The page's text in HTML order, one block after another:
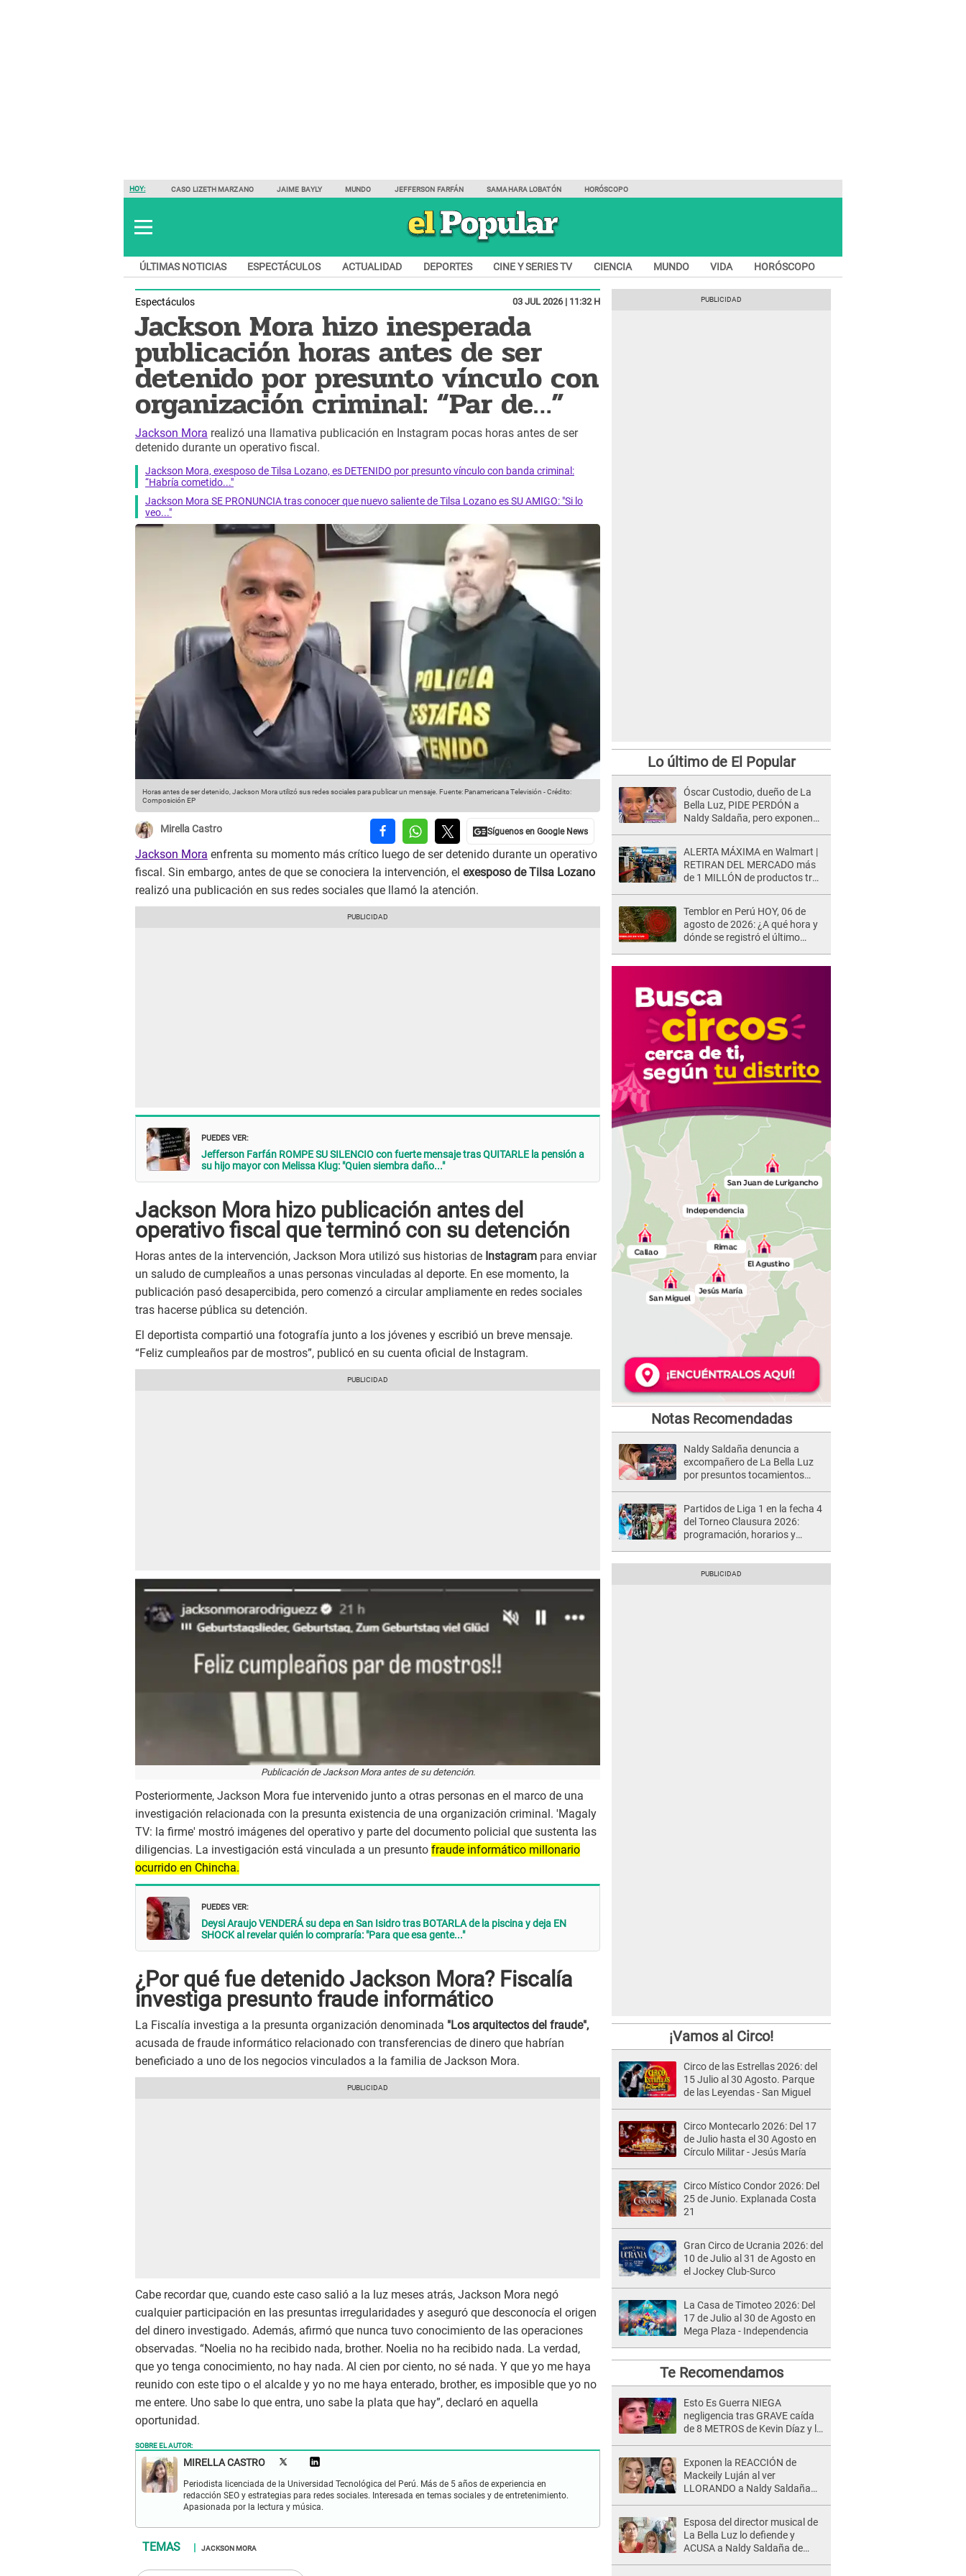
HOY: CASO LIZETH MARZANO JAIME BAYLY MUNDO JEFFERSON FARFÁN SAMAHARA LOBATÓN HORÓSCOPO
ÚLTIMAS NOTICIAS ESPECTÁCULOS ACTUALIDAD DEPORTES CINE Y SERIES TV CIENCIA MUNDO VIDA HORÓSCOPO
Espectáculos 03 JUL 2026 | 11:32 H
Jackson Mora hizo inesperada
publicación horas antes de ser
detenido por presunto vínculo con
organización criminal: “Par de…”
Jackson Mora realizó una llamativa publicación en Instagram pocas horas antes de ser
detenido durante un operativo fiscal.
Jackson Mora, exesposo de Tilsa Lozano, es DETENIDO por presunto vínculo con banda criminal:
“Habría cometido..."
Jackson Mora SE PRONUNCIA tras conocer que nuevo saliente de Tilsa Lozano es SU AMIGO: "Si lo
veo..."
Horas antes de ser detenido, Jackson Mora utilizó sus redes sociales para publicar un mensaje. Fuente: Panamericana Televisión -Crédito:
Composición EP
Mirella Castro
Jackson Mora enfrenta su momento más crítico luego de ser detenido durante un operativo
fiscal. Sin embargo, antes de que se conociera la intervención, el exesposo de Tilsa Lozano
realizó una publicación en sus redes sociales que llamó la atención.
PUEDES VER:
Jefferson Farfán ROMPE SU SILENCIO con fuerte mensaje tras QUITARLE la pensión a
su hijo mayor con Melissa Klug: "Quien siembra daño..."
Jackson Mora hizo publicación antes del
operativo fiscal que terminó con su detención
Horas antes de la intervención, Jackson Mora utilizó sus historias de Instagram para enviar
un saludo de cumpleaños a unas personas vinculadas al deporte. En ese momento, la
publicación pasó desapercibida, pero comenzó a circular ampliamente en redes sociales
tras hacerse pública su detención.
El deportista compartió una fotografía junto a los jóvenes y escribió un breve mensaje.
“Feliz cumpleaños par de mostros”, publicó en su cuenta oficial de Instagram.
Publicación de Jackson Mora antes de su detención.
Posteriormente, Jackson Mora fue intervenido junto a otras personas en el marco de una
investigación relacionada con la presunta existencia de una organización criminal. 'Magaly
TV: la firme' mostró imágenes del operativo y parte del documento policial que sustenta las
diligencias. La investigación está vinculada a un presunto fraude informático millonario
ocurrido en Chincha.
PUEDES VER:
Deysi Araujo VENDERÁ su depa en San Isidro tras BOTARLA de la piscina y deja EN
SHOCK al revelar quién lo compraría: "Para que esa gente..."
¿Por qué fue detenido Jackson Mora? Fiscalía
investiga presunto fraude informático
La Fiscalía investiga a la presunta organización denominada "Los arquitectos del fraude",
acusada de fraude informático relacionado con transferencias de dinero que habrían
beneficiado a uno de los negocios vinculados a la familia de Jackson Mora.
Cabe recordar que, cuando este caso salió a la luz meses atrás, Jackson Mora negó
cualquier participación en las presuntas irregularidades y aseguró que desconocía el origen
del dinero investigado. Además, afirmó que nunca tuvo conocimiento de las operaciones
observadas. “Noelia no ha recibido nada, brother. Noelia no ha recibido nada. La verdad,
que yo tenga conocimiento, no hay nada. Al cien por ciento, no sé nada. Y que yo me haya
reunido con este tipo o el alcalde y yo no me haya enterado, brother, es imposible que yo no
me entere. Uno sabe lo que entra, uno sabe la plata que hay”, declaró en aquella
oportunidad.
SOBRE EL AUTOR:
MIRELLA CASTRO
Periodista licenciada de la Universidad Tecnológica del Perú. Más de 5 años de experiencia en
redacción SEO y estrategias para redes sociales. Interesada en temas sociales y de entretenimiento.
Apasionada por la lectura y música.
JACKSON MORA
Lo último de El Popular
Óscar Custodio, dueño de La
Bella Luz, PIDE PERDÓN a
Naldy Saldaña, pero exponen
VIDEOS: "No hay necesidad de
grabar"
ALERTA MÁXIMA en Walmart |
RETIRAN DEL MERCADO más
de 1 MILLÓN de productos tras
Temblor en Perú HOY, 06 de
agosto de 2026: ¿A qué hora y
dónde se registró el último
Notas Recomendadas
Naldy Saldaña denuncia a
excompañero de La Bella Luz
por presuntos tocamientos
Partidos de Liga 1 en la fecha 4
del Torneo Clausura 2026:
programación, horarios y
¡Vamos al Circo!
Circo de las Estrellas 2026: del
15 Julio al 30 Agosto. Parque
de las Leyendas - San Miguel
Circo Montecarlo 2026: Del 17
de Julio hasta el 30 Agosto en
Círculo Militar - Jesús María
Circo Místico Condor 2026: Del
25 de Junio. Explanada Costa
21
Gran Circo de Ucrania 2026: del
10 de Julio al 31 de Agosto en
el Jockey Club-Surco
La Casa de Timoteo 2026: Del
17 de Julio al 30 de Agosto en
Mega Plaza - Independencia
Te Recomendamos
Esto Es Guerra NIEGA
negligencia tras GRAVE caída
de 8 METROS de Kevin Díaz y lo
Exponen la REACCIÓN de
Mackeily Luján al ver
LLORANDO a Naldy Saldaña
Esposa del director musical de
La Bella Luz lo defiende y
ACUSA a Naldy Saldaña de